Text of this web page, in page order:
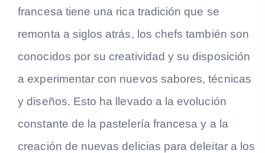
francesa tiene una rica tradición que se
remonta a siglos atrás, los chefs también son
conocidos por su creatividad y su disposición
a experimentar con nuevos sabores, técnicas
y diseños. Esto ha llevado a la evolución
constante de la pastelería francesa y a la
creación de nuevas delicias para deleitar a los